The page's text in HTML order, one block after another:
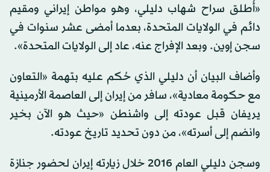
«أُطلق سراح شهاب دليلي، وهو مواطن إيراني ومقيم
دائم في الولايات المتحدة، بعدما أمضى عشر سنوات في
سجن إوين. وبعد الإفراج عنه، عاد إلى الولايات المتحدة».
وأضاف البيان أن دليلي الذي حُكم عليه بتهمة «التعاون
مع حكومة معادية»، سافر من إيران إلى العاصمة الأرمينية
يريفان قبل عودته إلى واشنطن «حيث هو الآن بخير
وانضم إلى أسرته»، من دون تحديد تاريخ عودته.
وسجن دليلي العام 2016 خلال زيارته إيران لحضور جنازة